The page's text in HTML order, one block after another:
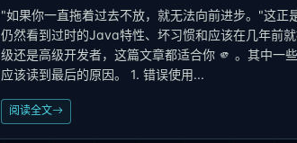
"如果你一直拖着过去不放，就无法向前进步。"这
仍然看到过时的Java特性、坏习惯和应该在几年前
级还是高级开发者，这篇文章都适合你 🫵 。其中一
应该读到最后的原因。 1. 错误使用...
阅读全文